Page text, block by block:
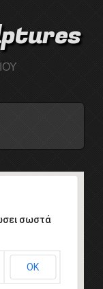
σωστά
ΟΚ